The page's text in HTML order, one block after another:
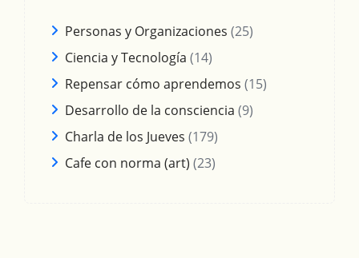
Personas y Organizaciones (25)
Ciencia y Tecnología (14)
Repensar cómo aprendemos (15)
Desarrollo de la consciencia (9)
Charla de los Jueves (179)
Cafe con norma (art) (23)